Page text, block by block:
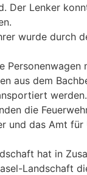
Der Lenker
wurde durch
Personenwagen
aus dem
werden.
die
und das Amt
hat in
Landschaft